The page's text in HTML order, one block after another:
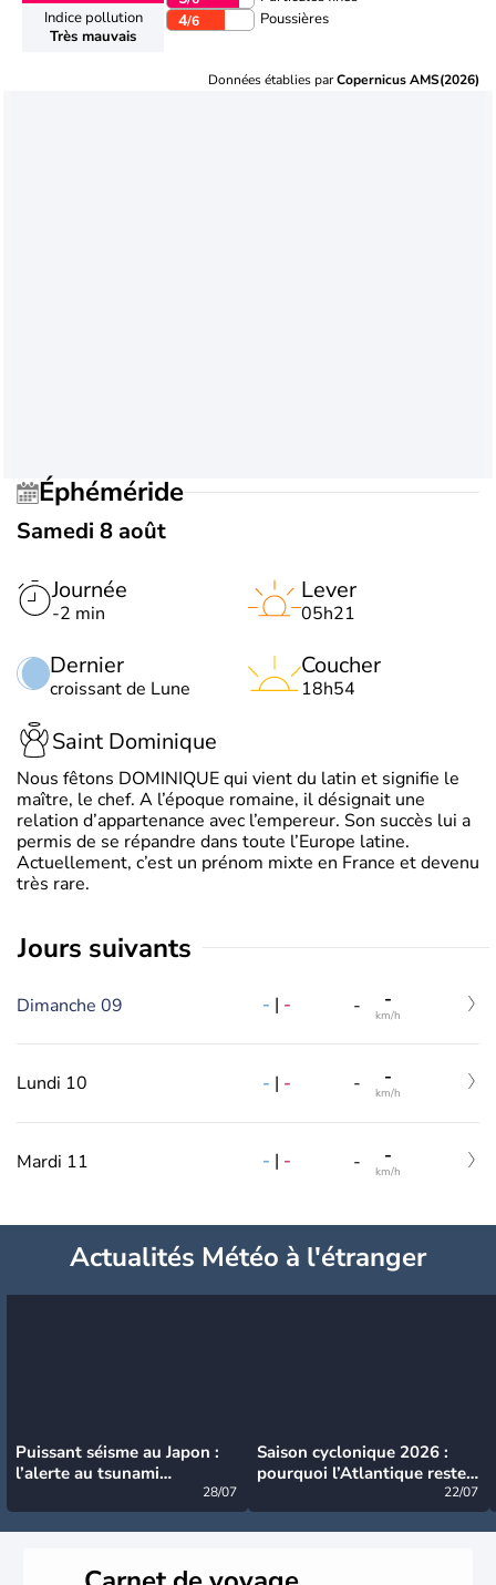
Indice pollution
Très mauvais
4/6 Poussières
Données établies parCopernicus AMS(2026)
Éphéméride
Samedi 8 août
Journée
-2 min
Dernier
croissant de Lune
Lever
05h21
Coucher
18h54
Saint Dominique
Nous fêtons DOMINIQUE qui vient du latin et signifie le
maître, le chef. A l’époque romaine, il désignait une
relation d’appartenance avec l’empereur. Son succès lui a
permis de se répandre dans toute l’Europe latine.
Actuellement, c’est un prénom mixte en France et devenu
très rare.
jours suivants
Dimanche 09 - | - - -
km/h
Lundi 10 - | - - -
km/h
Mardi 11 - | - - -
km/h
Actualités Météo à l'étranger
Puissant séisme au Japon :
l’alerte au tsunami
28/07
Saison cyclonique 2026 :
pourquoi l’Atlantique reste
22/07